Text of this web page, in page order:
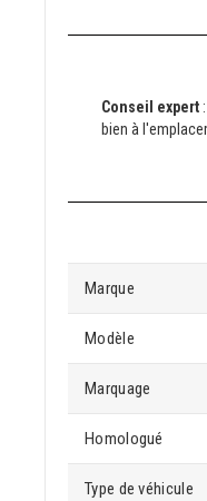
Conseil expert
bien à
Marque
Modèle
Marquage
Homologué
Type de véhicule